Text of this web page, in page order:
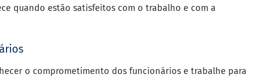
quando estão satisfeitos com o trabalho e com a
o comprometimento dos funcionários e trabalhe para